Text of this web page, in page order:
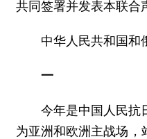
共同签署并发表本联合
中华人民共和国和
一
今年是中国人民抗
为亚洲和欧洲主战场，